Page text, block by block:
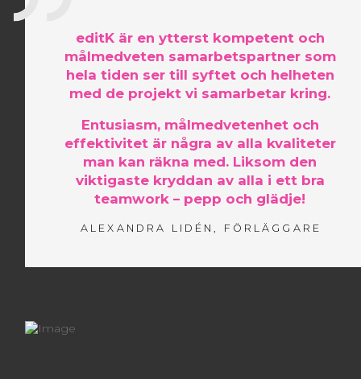
editK är en ytterst kompetent och
målmedveten samarbetspartner som
hela tiden ser till syftet och helheten
med de projekt vi samarbetar kring.
Entusiasm, målmedvetenhet och
effektivitet är några av alla kvaliteter
man kan räkna med. Liksom den
viktigaste kryddan av alla i ett bra
teamwork – pepp och glädje!
ALEXANDRA LIDÉN, FÖRLÄGGARE